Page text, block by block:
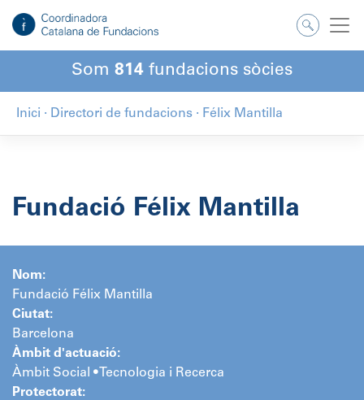
contingut
Som 814 fundacions sòcies
Inici · Directori de fundacions · Félix Mantilla
Fundació Félix Mantilla
Nom:
Fundació Félix Mantilla
Ciutat:
Barcelona
Àmbit d'actuació:
Àmbit Social • Tecnologia i Recerca
Protectorat: